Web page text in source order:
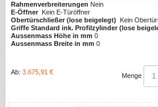
Rahmenverbreiterungen Nein
E-Öffner Kein E-Türöffner
Obertürschließer (lose beigelegt)
Kein
Griffe Standard ink. Profilzylinder (lose
Aussenmass Höhe in mm 0
Aussenmass Breite in mm 0
Ab:3.675,91 € Menge